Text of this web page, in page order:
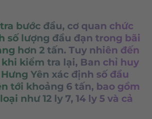
bước đầu, cơ quan chức
số lượng đầu đạn trong bãi
hơn 2 tấn. Tuy nhiên đến
khi kiểm tra lại, Ban chỉ huy
Yên xác định số đầu
tới khoảng 6 tấn, bao gồm
như 12 ly 7, 14 ly 5 và cả